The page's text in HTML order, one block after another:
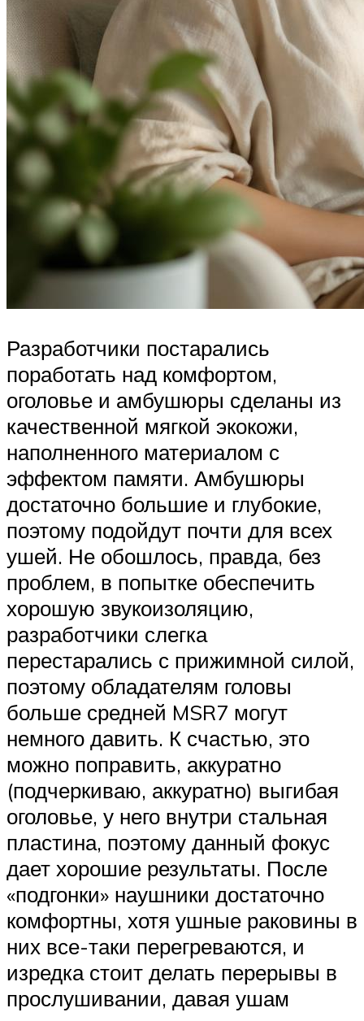
Разработчики постарались
поработать над комфортом,
оголовье и амбушюры сделаны из
качественной мягкой экокожи,
наполненного материалом с
эффектом памяти. Амбушюры
достаточно большие и глубокие,
поэтому подойдут почти для всех
ушей. Не обошлось, правда, без
проблем, в попытке обеспечить
хорошую звукоизоляцию,
разработчики слегка
перестарались с прижимной силой,
поэтому обладателям головы
больше средней MSR7 могут
немного давить. К счастью, это
можно поправить, аккуратно
(подчеркиваю, аккуратно) выгибая
оголовье, у него внутри стальная
пластина, поэтому данный фокус
дает хорошие результаты. После
«подгонки» наушники достаточно
комфортны, хотя ушные раковины в
них все-таки перегреваются, и
изредка стоит делать перерывы в
прослушивании, давая ушам